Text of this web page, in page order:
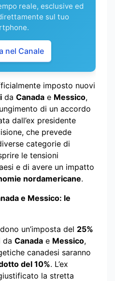
reale, esclusive ed
sul tuo
nel Canale
imposto nuovi
da Canada e Messico,
di un accordo
dall’ex presidente
che prevede
categorie di
le tensioni
e di avere un impatto
nordamericane.
e Messico: le
un’imposta del 25%
da Canada e Messico,
canadesi saranno
del 10%. L’ex
la stretta